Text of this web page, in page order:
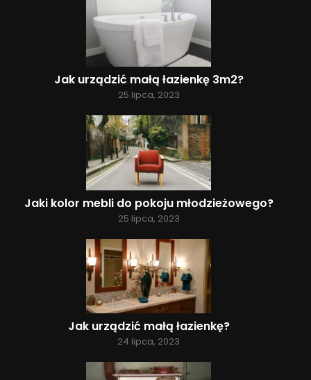
Jak urządzić małą łazienkę 3m2?
25 lipca, 2023
Jaki kolor mebli do pokoju młodzieżowego?
25 lipca, 2023
Jak urządzić małą łazienkę?
24 lipca, 2023